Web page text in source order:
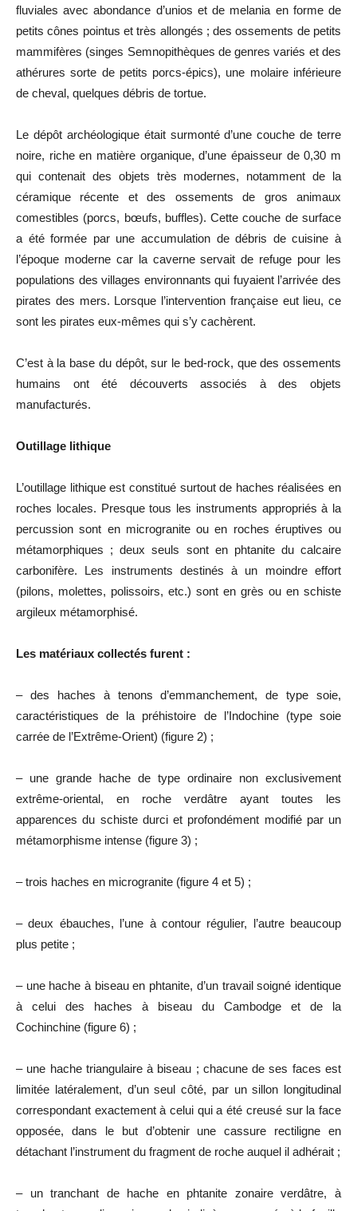
fluviales avec abondance d’unios et de melania en forme de
petits cônes pointus et très allongés ; des ossements de petits
mammifères (singes Semnopithèques de genres variés et des
athérures sorte de petits porcs-épics), une molaire inférieure
de cheval, quelques débris de tortue.
Le dépôt archéologique était surmonté d’une couche de terre
noire, riche en matière organique, d’une épaisseur de 0,30 m
qui contenait des objets très modernes, notamment de la
céramique récente et des ossements de gros animaux
comestibles (porcs, bœufs, buffles). Cette couche de surface
a été formée par une accumulation de débris de cuisine à
l’époque moderne car la caverne servait de refuge pour les
populations des villages environnants qui fuyaient l’arrivée des
pirates des mers. Lorsque l’intervention française eut lieu, ce
sont les pirates eux-mêmes qui s’y cachèrent.
C’est à la base du dépôt, sur le bed-rock, que des ossements
humains ont été découverts associés à des objets
manufacturés.
Outillage lithique
L’outillage lithique est constitué surtout de haches réalisées en
roches locales. Presque tous les instruments appropriés à la
percussion sont en microgranite ou en roches éruptives ou
métamorphiques ; deux seuls sont en phtanite du calcaire
carbonifère. Les instruments destinés à un moindre effort
(pilons, molettes, polissoirs, etc.) sont en grès ou en schiste
argileux métamorphisé.
Les matériaux collectés furent :
– des haches à tenons d’emmanchement, de type soie,
caractéristiques de la préhistoire de l’Indochine (type soie
carrée de l’Extrême-Orient) (figure 2) ;
– une grande hache de type ordinaire non exclusivement
extrême-oriental, en roche verdâtre ayant toutes les
apparences du schiste durci et profondément modifié par un
métamorphisme intense (figure 3) ;
– trois haches en microgranite (figure 4 et 5) ;
– deux ébauches, l’une à contour régulier, l’autre beaucoup
plus petite ;
– une hache à biseau en phtanite, d’un travail soigné identique
à celui des haches à biseau du Cambodge et de la
Cochinchine (figure 6) ;
– une hache triangulaire à biseau ; chacune de ses faces est
limitée latéralement, d’un seul côté, par un sillon longitudinal
correspondant exactement à celui qui a été creusé sur la face
opposée, dans le but d’obtenir une cassure rectiligne en
détachant l’instrument du fragment de roche auquel il adhérait ;
– un tranchant de hache en phtanite zonaire verdâtre, à